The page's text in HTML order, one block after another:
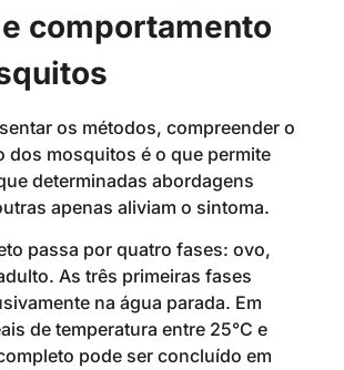
comportamento
os métodos, compreender o
dos mosquitos é o que permite
determinadas abordagens
apenas aliviam o sintoma.
passa por quatro fases: ovo,
As três primeiras fases
na água parada. Em
de temperatura entre 25°C e
pode ser concluído em